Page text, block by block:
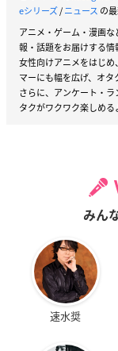
eシリーズ/ニュース の
アニメ・ゲーム・漫画
報・話題をお届けする情
女性向けアニメをはじ
マーにも幅を広げ、オタ
さらに、アンケート・
タクがワクワク楽しめる
みん
速水奨